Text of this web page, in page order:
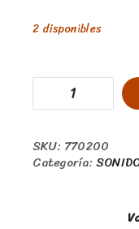
2 disponibles
SKU: 770200
Categoría: